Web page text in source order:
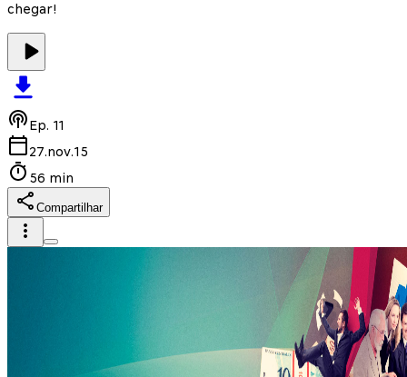
chegar!
Ep. 11
27.nov.15
56 min
Compartilhar